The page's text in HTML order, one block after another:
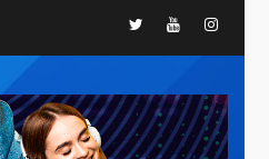
TwitterYoutube
controles fronterizos
a Italia
INTERNACIONALES
TITULARES
ÚLTIMA HORA
Arabia Saudita,